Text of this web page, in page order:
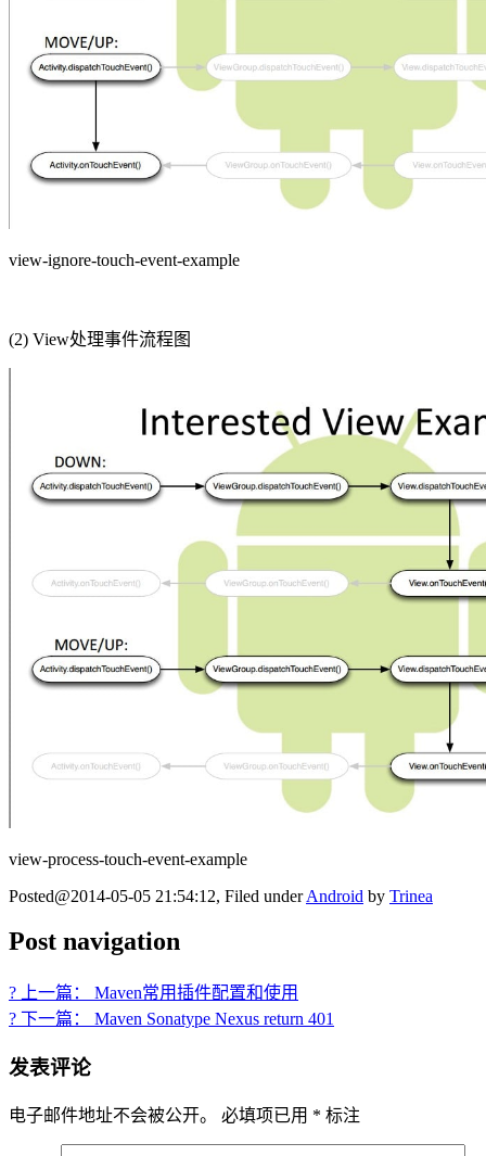
view-ignore-touch-event-example
(2) View处理事件流程图
view-process-touch-event-example
Posted@2014-05-05 21:54:12, Filed underAndroid by Trinea
Post navigation
? 上一篇： Maven常用插件配置和使用
? 下一篇： Maven Sonatype Nexus return 401
发表评论
电子邮件地址不会被公开。 必填项已用 * 标注